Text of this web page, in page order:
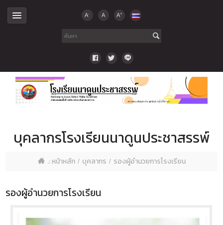
A- A A+
บุคลากรโรงเรียนนาดูนประชาสรรพ์
.: หน้าหลัก บุคลากร รองผู้อำนวยการโรงเรียน
รองผู้อำนวยการโรงเรียน